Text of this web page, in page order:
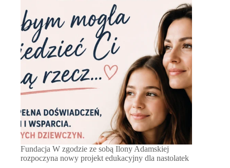
Fundacja W zgodzie ze sobą Ilony Adamskiej
rozpoczyna nowy projekt edukacyjny dla nastolatek